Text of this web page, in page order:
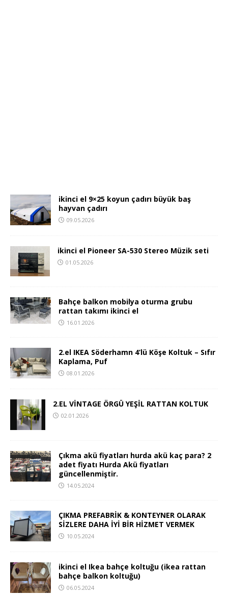
ikinci el 9×25 koyun çadırı büyük baş
hayvan çadırı
09.05.2026
ikinci el Pioneer SA-530 Stereo Müzik seti
01.05.2026
Bahçe balkon mobilya oturma grubu
rattan takımı ikinci el
16.01.2026
2.el IKEA Söderhamn 4’lü Köşe Koltuk – Sıfır
Kaplama, Puf
08.01.2026
2.EL VİNTAGE ÖRGÜ YEŞİL RATTAN KOLTUK
02.01.2026
Çıkma akü fiyatları hurda akü kaç para? 2
adet fiyatı Hurda Akü fiyatları
güncellenmiştir.
14.05.2024
ÇIKMA PREFABRİK & KONTEYNER OLARAK
SİZLERE DAHA İYİ BİR HİZMET VERMEK
10.05.2024
ikinci el Ikea bahçe koltuğu (ikea rattan
bahçe balkon koltuğu)
06.05.2024